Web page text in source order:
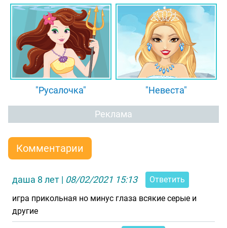
"Русалочка" "Невеста"
Реклама
Комментарии
даша 8 лет | 08/02/2021 15:13
Ответить
игра прикольная но минус глаза всякие серые и
другие